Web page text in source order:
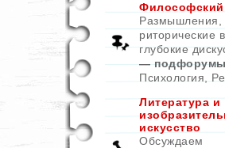
Философский
Размышления,
риторические
глубокие
—
Психология
Литература и
искусство
Обсуждаем